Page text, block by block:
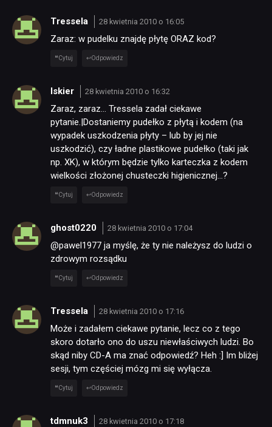
NEWSY
RECENZJE
PUBLICYSTYKA
KULTURA
RETRO
TECHNOLOGIE
DYSKUSJE
Tressela 28 kwietnia 2010 o 16:05
Zaraz: w pudelku znajdę płytę ORAZ kod?
Cytuj Odpowiedz
Iskier 28 kwietnia 2010 o 16:32
Zaraz, zaraz… Tressela zadał ciekawe
pytanie.|Dostaniemy pudełko z płytą i kodem (na
wypadek uszkodzenia płyty – lub by jej nie
uszkodzić), czy ładne plastikowe pudełko (taki jak
np. XK), w którym będzie tylko karteczka z kodem
wielkości złożonej chusteczki higienicznej…?
Cytuj Odpowiedz
ghost0220 28 kwietnia 2010 o 17:04
@pawel1977 ja myślę, że ty nie należysz do ludzi o
zdrowym rozsądku
Cytuj Odpowiedz
Tressela 28 kwietnia 2010 o 17:16
Może i zadałem ciekawe pytanie, lecz co z tego
skoro dotarło ono do uszu niewłaściwych ludzi. Bo
skąd niby CD-A ma znać odpowiedź? Heh :] Im bliżej
sesji, tym częściej mózg mi się wyłącza.
Cytuj Odpowiedz
tdmnuk3 28 kwietnia 2010 o 17:18